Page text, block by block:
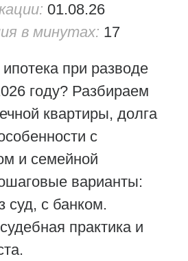
01.08.26
в минутах: 17
при разводе
году? Разбираем
квартиры, долга
с
и семейной
варианты:
суд, с банком.
практика и